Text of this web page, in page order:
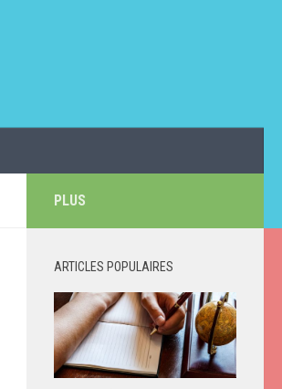
PLUS
ARTICLES POPULAIRES